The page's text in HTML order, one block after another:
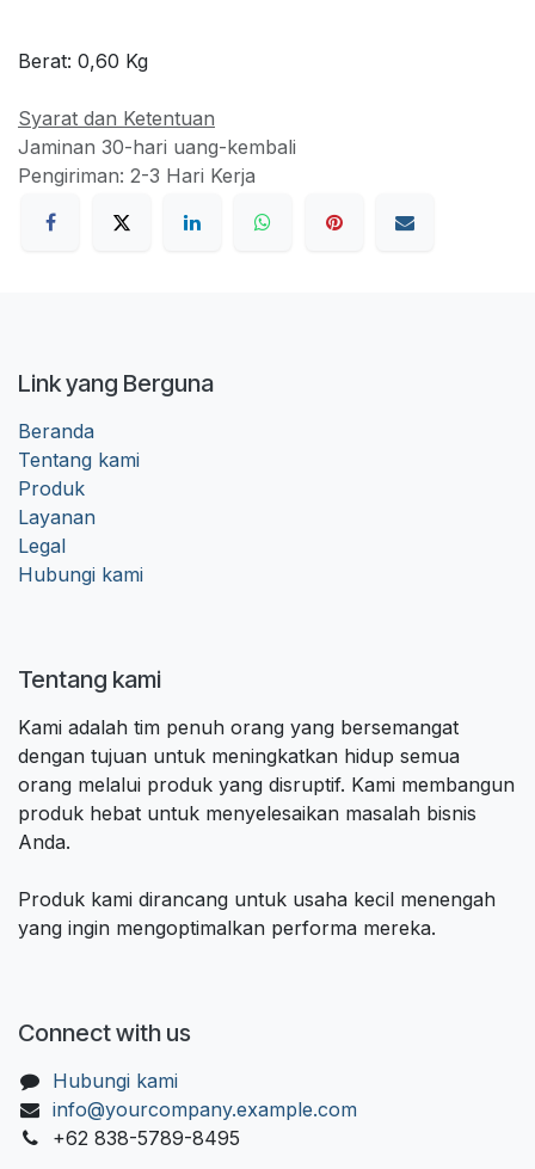
Berat: 0,60 Kg
Syarat dan Ketentuan
Jaminan 30-hari uang-kembali
Pengiriman: 2-3 Hari Kerja
Link yang Berguna
Beranda
Tentang kami
Produk
Layanan
Legal
Hubungi kami
Tentang kami
Kami adalah tim penuh orang yang bersemangat
dengan tujuan untuk meningkatkan hidup semua
orang melalui produk yang disruptif. Kami membangun
produk hebat untuk menyelesaikan masalah bisnis
Anda.
Produk kami dirancang untuk usaha kecil menengah
yang ingin mengoptimalkan performa mereka.
Connect with us
Hubungi kami
info@yourcompany.example.com
+62 838-5789-8495